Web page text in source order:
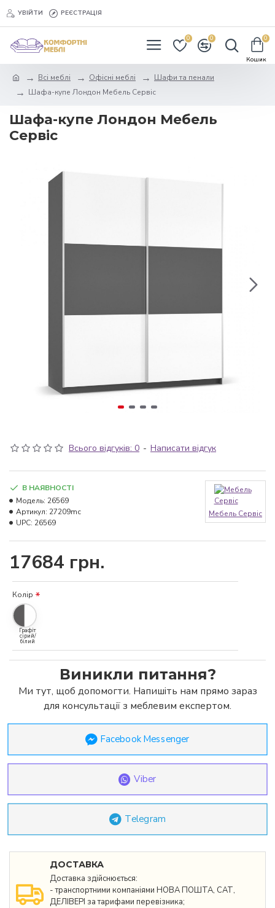
УВІЙТИ РЕЄСТРАЦІЯ
0 0 0
Всі меблі Офісні меблі
Шафи та пенали
Шафа-купе Лондон Мебель Сервіс
Шафа-купе Лондон Мебель
Сервіс
Всього відгуків: 0 - Написати відгук
17684 грн.
В НАЯВНОСТІ
Модель: 26569
Артикул: 27209mc
UPC: 26569
Мебель Сервіс
Колір
Графіт
сірий/
білий
ДОСТАВКА
Доставка здійснюється:
- транспортними компаніями НОВА ПОШТА, САТ,
ДЕЛІВЕРІ за тарифами перевізника;
Виникли питання?
Ми тут, щоб допомогти. Напишіть нам прямо зараз
для консультації з меблевим експертом.
Facebook Messenger
Viber
Telegram